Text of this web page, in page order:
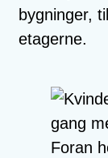
bygninger,
etagerne.